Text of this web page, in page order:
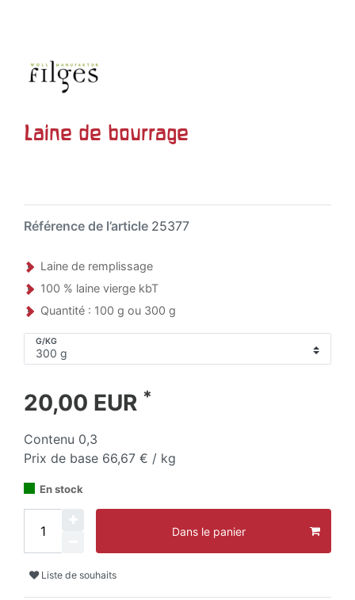
Laine de bourrage
Référence de l’article 25377
Laine de remplissage
100 % laine vierge kbT
Quantité : 100 g ou 300 g
G/KG
20,00 EUR *
Contenu 0,3
Prix de base 66,67 € / kg
En stock
Dans le panier
Liste de souhaits